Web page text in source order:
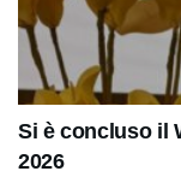
Si è concluso il
2026